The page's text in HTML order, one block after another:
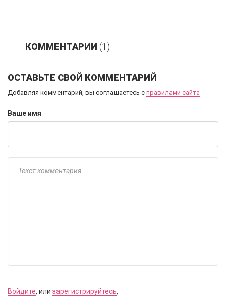
КОММЕНТАРИИ (1)
ОСТАВЬТЕ СВОЙ КОММЕНТАРИЙ
Добавляя комментарий, вы соглашаетесь с правилами сайта
Ваше имя
Войдите, или зарегистрируйтесь,